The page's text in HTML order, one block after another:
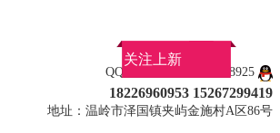
QQ：917446347 463038925
18226960953 15267299419
地址：温岭市泽国镇夹屿金施村A区86号
关注上新